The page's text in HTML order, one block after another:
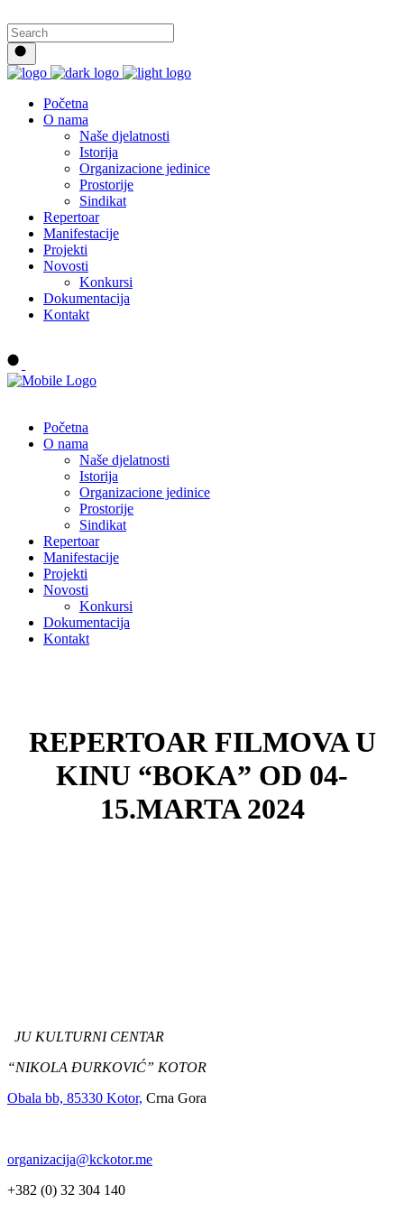
Početna
O nama
Naše djelatnosti
Istorija
Organizacione jedinice
Prostorije
Sindikat
Repertoar
Manifestacije
Projekti
Novosti
Konkursi
Dokumentacija
Kontakt
Početna
O nama
Naše djelatnosti
Istorija
Organizacione jedinice
Prostorije
Sindikat
Repertoar
Manifestacije
Projekti
Novosti
Konkursi
Dokumentacija
Kontakt
REPERTOAR FILMOVA U
KINU “BOKA” OD 04-
15.MARTA 2024
JU KULTURNI CENTAR
“NIKOLA ĐURKOVIĆ” KOTOR
Obala bb, 85330 Kotor, Crna Gora
organizacija@kckotor.me
+382 (0) 32 304 140